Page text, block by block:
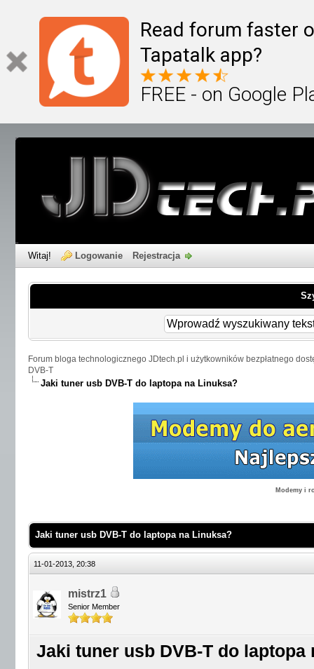
Read forum faster
Tapatalk app?
FREE - on Google
Witaj! Logowanie Rejestracja
Forum bloga technologicznego JDtech.pl i użytkowników bezpłatnego
DVB-T
Jaki tuner usb DVB-T do laptopa na Linuksa?
Modemy i
Jaki tuner usb DVB-T do laptopa na Linuksa?
11-01-2013, 20:38
mistrz1
Senior Member
Jaki tuner usb DVB-T do laptopa